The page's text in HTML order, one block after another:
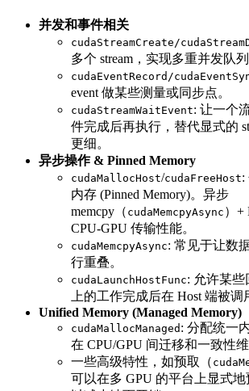
并发和事件相关
cudaStreamCreate/
多个 stream，实现多重并发队列
cudaEventRecord/
event 做某些测量或同步点。
cudaStreamWaitEvent: 让一个
件完成后再执行，替代显式的
更细。
异步操作 & Pinned Memory
cudaMallocHost/cudaFreeHost:
内存 (Pinned Memory)。异步
memcpy（ cudaMemcpyAsync ）+
CPU-GPU 传输性能。
cudaMemcpyAsync: 常见于让数
行重叠。
cudaLaunchHostFunc: 允许某些
上的工作完成后在 Host 端被调
Unified Memory (Managed Memory)
cudaMallocManaged : 分配统一
在 CPU/GPU 间迁移和一致性维
一些高级特性，如预取（
可以在多 GPU 的平台上显式地